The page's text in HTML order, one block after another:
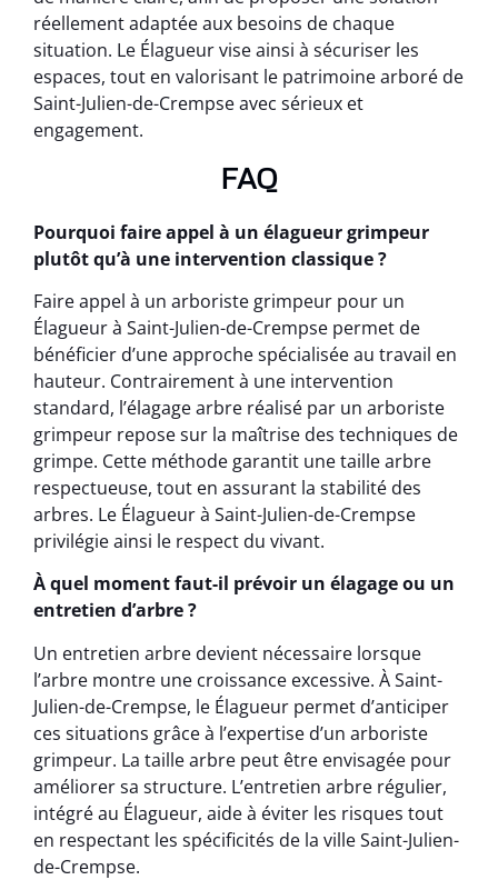
réellement adaptée aux besoins de chaque
situation. Le Élagueur vise ainsi à sécuriser les
espaces, tout en valorisant le patrimoine arboré de
Saint-Julien-de-Crempse avec sérieux et
engagement.
FAQ
Pourquoi faire appel à un élagueur grimpeur
plutôt qu’à une intervention classique ?
Faire appel à un arboriste grimpeur pour un
Élagueur à Saint-Julien-de-Crempse permet de
bénéficier d’une approche spécialisée au travail en
hauteur. Contrairement à une intervention
standard, l’élagage arbre réalisé par un arboriste
grimpeur repose sur la maîtrise des techniques de
grimpe. Cette méthode garantit une taille arbre
respectueuse, tout en assurant la stabilité des
arbres. Le Élagueur à Saint-Julien-de-Crempse
privilégie ainsi le respect du vivant.
À quel moment faut-il prévoir un élagage ou un
entretien d’arbre ?
Un entretien arbre devient nécessaire lorsque
l’arbre montre une croissance excessive. À Saint-
Julien-de-Crempse, le Élagueur permet d’anticiper
ces situations grâce à l’expertise d’un arboriste
grimpeur. La taille arbre peut être envisagée pour
améliorer sa structure. L’entretien arbre régulier,
intégré au Élagueur, aide à éviter les risques tout
en respectant les spécificités de la ville Saint-Julien-
de-Crempse.